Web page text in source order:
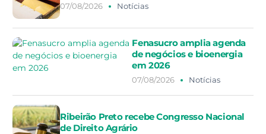
07/08/2026 Notícias
Fenasucro amplia agenda
de negócios e bioenergia
em 2026
07/08/2026 Notícias
Ribeirão Preto recebe Congresso Nacional
de Direito Agrário